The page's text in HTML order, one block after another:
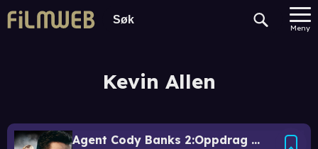
Meny
Kevin Allen
Agent Cody Banks 2:Oppdrag London